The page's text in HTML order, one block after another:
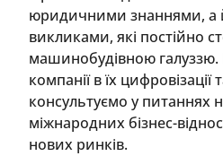
юридичними знаннями, а
викликами, які постійно
машинобудівною
компанії в їх цифровізації
консультуємо у питаннях
міжнародних бізнес-
нових ринків.